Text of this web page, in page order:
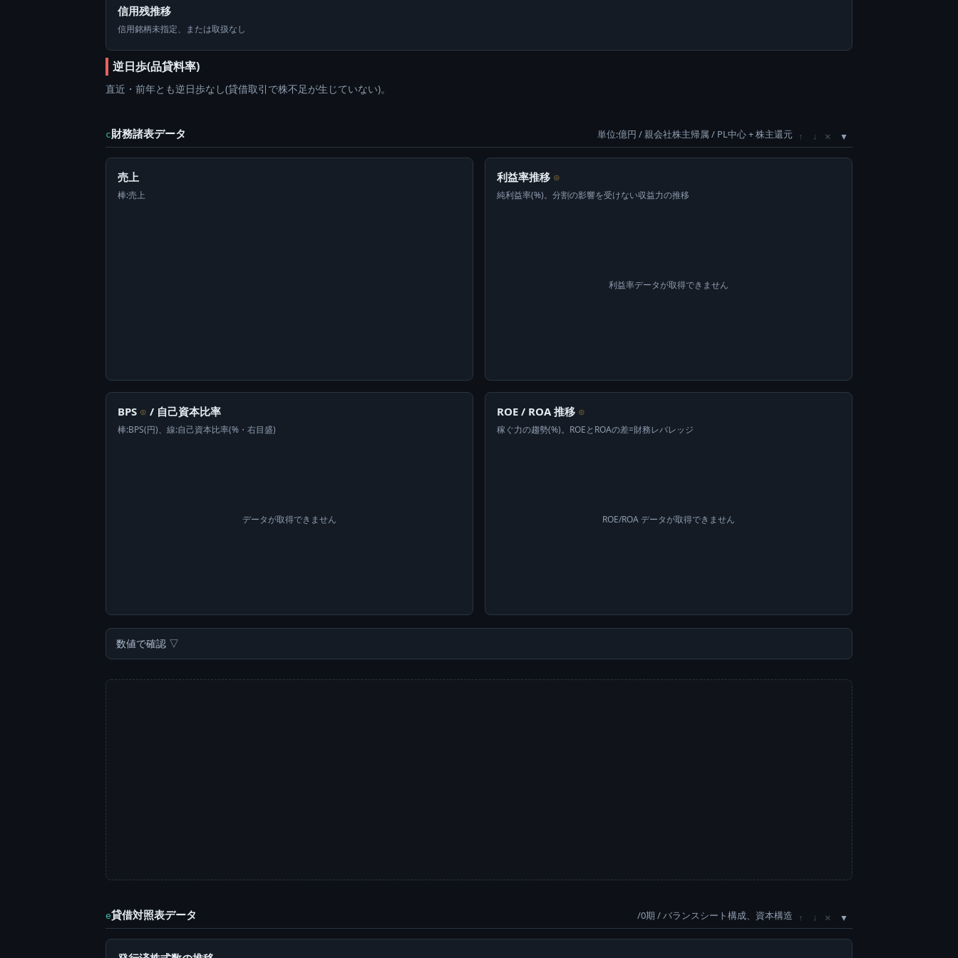
信用残推移
信用銘柄未指定、または取扱なし
逆日歩(品貸料率)
直近・前年とも逆日歩なし(貸借取引で株不足が生じていない)。
c財務諸表データ 単位:億円 / 親会社株主帰属 / PL中心 + 株主還元 ↑ ↓ ×
売上
棒:売上
利益率推移 ⊙
純利益率(%)。分割の影響を受けない収益力の推移
利益率データが取得できません
BPS ⊙ / 自己資本比率
棒:BPS(円)、線:自己資本比率(%・右目盛)
データが取得できません
ROE / ROA 推移 ⊙
稼ぐ力の趨勢(%)。ROEとROAの差=財務レバレッジ
ROE/ROA データが取得できません
数値で確認 ▽
e貸借対照表データ /0期 / バランスシート構成、資本構造 ↑ ↓ ×